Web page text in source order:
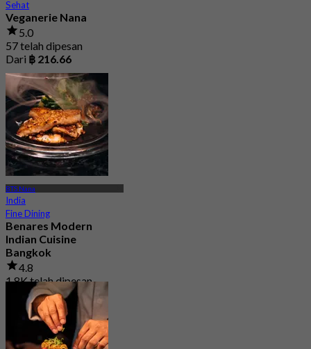
Sehat
Veganerie Nana
5.0
57 telah dipesan
Dari ฿ 216.66
BTS Nana
India
Fine Dining
Benares Modern
Indian Cuisine
Bangkok
4.8
1.8K telah dipesan
Dari฿ 881.25